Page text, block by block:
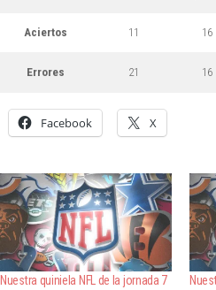
Aciertos 11 16
Errores 21 16
Facebook X
Nuestra quiniela NFL de la jornada 7